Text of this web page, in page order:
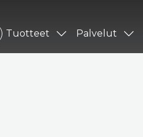
Tuotteet Palvelut